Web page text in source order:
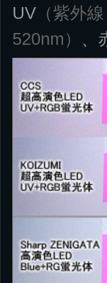
UV （紫外
520nm） 、